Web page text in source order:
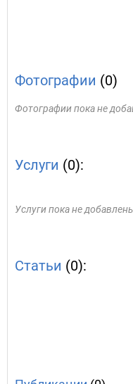
Фотографии (0)
Фотографии пока не
Услуги (0):
Услуги пока не
Статьи (0):